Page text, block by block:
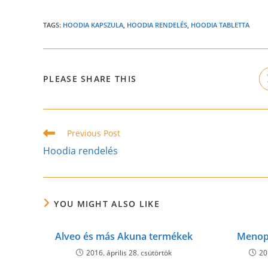
TAGS: HOODIA KAPSZULA, HOODIA RENDELÉS, HOODIA TABLETTA
PLEASE SHARE THIS
Read
articles
Previous Post
Hoodia rendelés
YOU MIGHT ALSO LIKE
Alveo és más Akuna termékek
2016. április 28. csütörtök